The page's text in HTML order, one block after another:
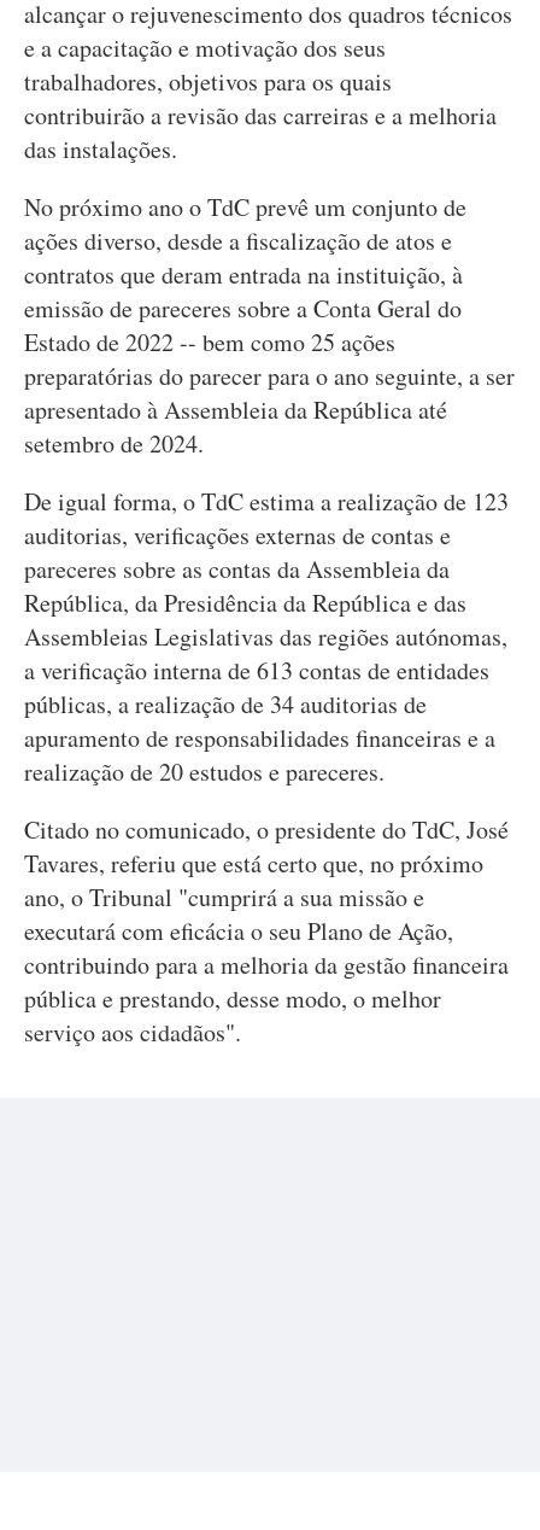
alcançar o rejuvenescimento dos quadros técnicos
e a capacitação e motivação dos seus
trabalhadores, objetivos para os quais
contribuirão a revisão das carreiras e a melhoria
das instalações.
No próximo ano o TdC prevê um conjunto de
ações diverso, desde a fiscalização de atos e
contratos que deram entrada na instituição, à
emissão de pareceres sobre a Conta Geral do
Estado de 2022 -- bem como 25 ações
preparatórias do parecer para o ano seguinte, a ser
apresentado à Assembleia da República até
setembro de 2024.
De igual forma, o TdC estima a realização de 123
auditorias, verificações externas de contas e
pareceres sobre as contas da Assembleia da
República, da Presidência da República e das
Assembleias Legislativas das regiões autónomas,
a verificação interna de 613 contas de entidades
públicas, a realização de 34 auditorias de
apuramento de responsabilidades financeiras e a
realização de 20 estudos e pareceres.
Citado no comunicado, o presidente do TdC, José
Tavares, referiu que está certo que, no próximo
ano, o Tribunal "cumprirá a sua missão e
executará com eficácia o seu Plano de Ação,
contribuindo para a melhoria da gestão financeira
pública e prestando, desse modo, o melhor
serviço aos cidadãos".